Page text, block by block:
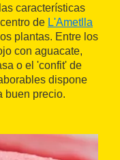
características
de L'Ametlla
plantas. Entre los
con aguacate,
o el 'confit' de
dispone
buen precio.